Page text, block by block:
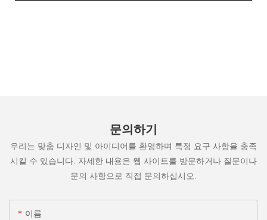
문의하기
우리는 맞춤 디자인 및 아이디어를 환영하며 특정 요구 사항을 충족
시킬 수 있습니다. 자세한 내용은 웹 사이트를 방문하거나 질문이나
문의 사항으로 직접 문의하십시오.
이름